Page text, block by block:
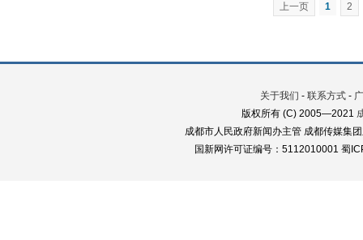
上一页 1 2
关于我们 - 联系方式 -
版权所有 (C) 2005—2021
成都市人民政府新闻办主管 成都传媒集
国新网许可证编号：5112010001 蜀